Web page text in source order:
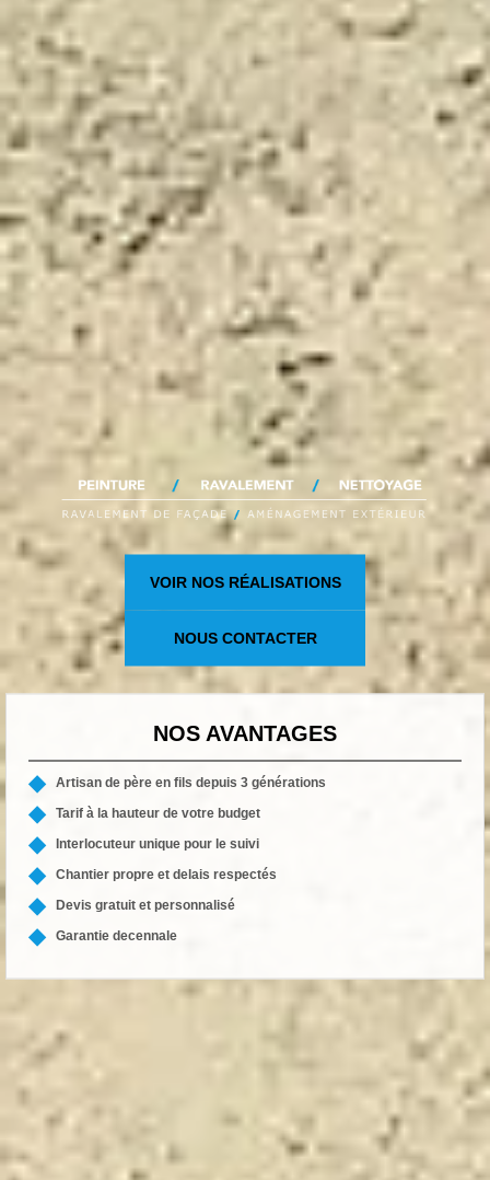
VOIR NOS RÉALISATIONS
NOUS CONTACTER
NOS AVANTAGES
Artisan de père en fils depuis 3 générations
Tarif à la hauteur de votre budget
Interlocuteur unique pour le suivi
Chantier propre et delais respectés
Devis gratuit et personnalisé
Garantie decennale